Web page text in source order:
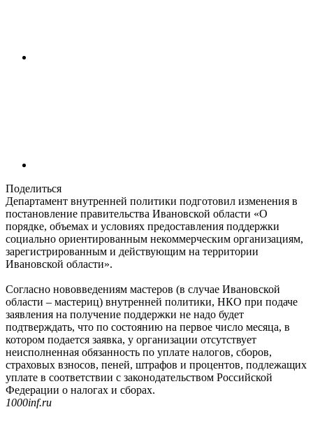
Поделиться
Департамент внутренней политики подготовил изменения в
постановление правительства Ивановской области «О
порядке, объемах и условиях предоставления поддержки
социально ориентированным некоммерческим организациям,
зарегистрированным и действующим на территории
Ивановской области».
Согласно нововведениям мастеров (в случае Ивановской
области – мастериц) внутренней политики, НКО при подаче
заявления на получение поддержки не надо будет
подтверждать, что по состоянию на первое число месяца, в
котором подается заявка, у организации отсутствует
неисполненная обязанность по уплате налогов, сборов,
страховых взносов, пеней, штрафов и процентов, подлежащих
уплате в соответствии с законодательством Российской
Федерации о налогах и сборах.
1000inf.ru